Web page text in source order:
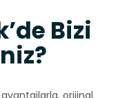
Bizi
orijinal